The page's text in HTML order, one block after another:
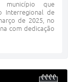
que
Interregional de
de 2025, no
com dedicação